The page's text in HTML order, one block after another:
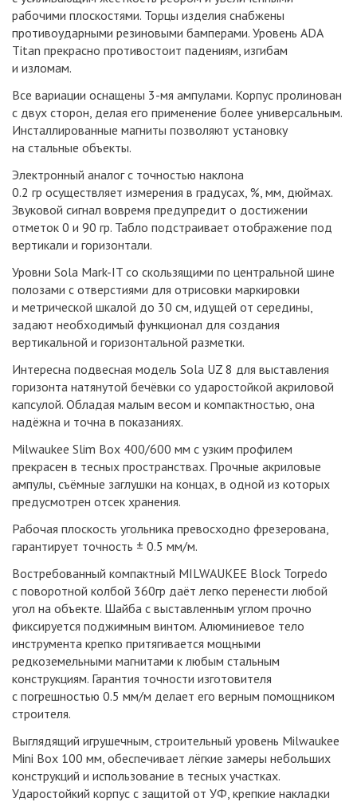
рабочими плоскостями. Торцы изделия снабжены
противоударными резиновыми бамперами. Уровень ADA
Titan прекрасно противостоит падениям, изгибам
и изломам.
Все вариации оснащены 3-мя ампулами. Корпус пролинован
с двух сторон, делая его применение более универсальным.
Инсталлированные магниты позволяют установку
на стальные объекты.
Электронный аналог с точностью наклона
0.2 гр осуществляет измерения в градусах, %, мм, дюймах.
Звуковой сигнал вовремя предупредит о достижении
отметок 0 и 90 гр. Табло подстраивает отображение под
вертикали и горизонтали.
Уровни Sola Mark-IT со скользящими по центральной шине
полозами с отверстиями для отрисовки маркировки
и метрической шкалой до 30 см, идущей от середины,
задают необходимый функционал для создания
вертикальной и горизонтальной разметки.
Интересна подвесная модель Sola UZ 8 для выставления
горизонта натянутой бечёвки со ударостойкой акриловой
капсулой. Обладая малым весом и компактностью, она
надёжна и точна в показаниях.
Milwaukee Slim Box 400/600 мм с узким профилем
прекрасен в тесных пространствах. Прочные акриловые
ампулы, съёмные заглушки на концах, в одной из которых
предусмотрен отсек хранения.
Рабочая плоскость угольника превосходно фрезерована,
гарантирует точность ± 0.5 мм/м.
Востребованный компактный MILWAUKEE Block Torpedo
с поворотной колбой 360гр даёт легко перенести любой
угол на объекте. Шайба с выставленным углом прочно
фиксируется поджимным винтом. Алюминиевое тело
инструмента крепко притягивается мощными
редкоземельными магнитами к любым стальным
конструкциям. Гарантия точности изготовителя
с погрешностью 0.5 мм/м делает его верным помощником
строителя.
Выглядящий игрушечным, строительный уровень Milwaukee
Mini Box 100 мм, обеспечивает лёгкие замеры небольших
конструкций и использование в тесных участках.
Ударостойкий корпус с защитой от УФ, крепкие накладки